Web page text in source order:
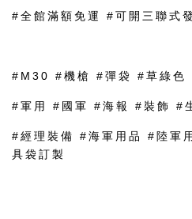
#全館滿額免運 #可開三聯式
#M30 #機槍 #彈袋 #草綠色
#軍用 #國軍 #海報 #裝飾 #
#經理裝備 #海軍用品 #陸軍
具袋訂製